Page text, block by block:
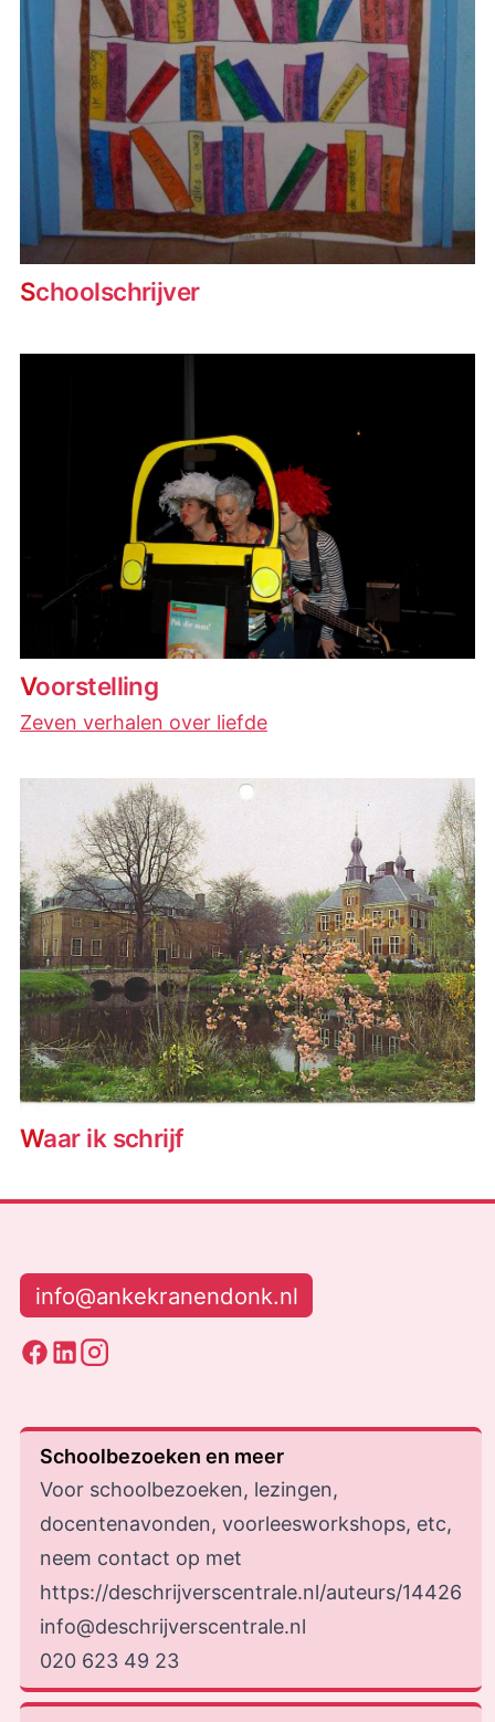
Schoolschrijver
Voorstelling
Zeven verhalen over liefde
Waar ik schrijf
info@ankekranendonk.nl
Schoolbezoeken en meer
Voor schoolbezoeken, lezingen,
docentenavonden, voorleesworkshops, etc,
neem contact op met
https://deschrijverscentrale.nl/auteurs/14426
info@deschrijverscentrale.nl
020 623 49 23